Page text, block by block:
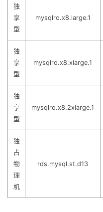
独
享
型
mysqlro.x8.large.1
独
享
型
mysqlro.x8.xlarge.1
独
享
型
mysqlro.x8.2xlarge.1
独
占
物
理
机
rds.mysql.st.d13